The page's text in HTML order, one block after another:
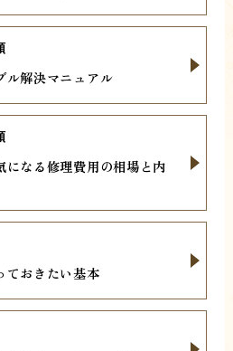
ル解決マニュアル
になる修理費用の相場と内
ておきたい基本